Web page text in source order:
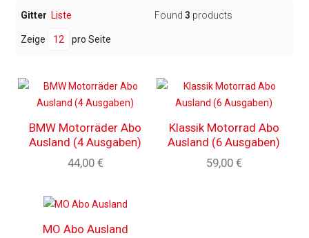
Gitter Liste Found 3 products
Zeige 12 pro Seite
BMW Motorräder Abo
Ausland (4 Ausgaben)
44,00 €
Klassik Motorrad Abo
Ausland (6 Ausgaben)
59,00 €
MO Abo Ausland